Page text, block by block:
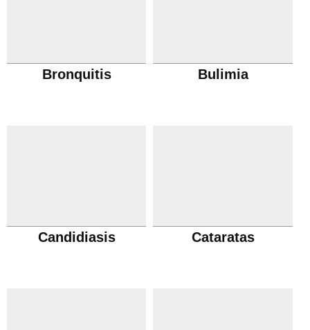
Bronquitis Bulimia
Candidiasis Cataratas